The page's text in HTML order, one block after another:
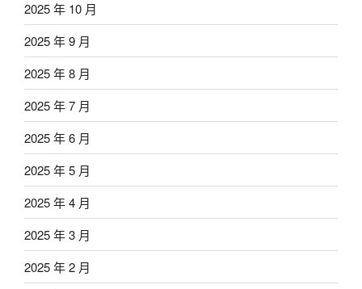
2025 年 10 月
2025 年 9 月
2025 年 8 月
2025 年 7 月
2025 年 6 月
2025 年 5 月
2025 年 4 月
2025 年 3 月
2025 年 2 月